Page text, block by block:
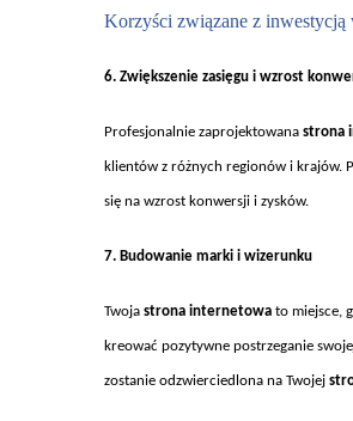
Korzyści związane z
6. Zwiększenie zasięgu i wzrost
Profesjonalnie zaprojektowana strona
klientów z różnych regionów i krajów.
się na wzrost konwersji i zysków.
7. Budowanie marki i wizerunku
Twoja strona internetowa to miejsce,
kreować pozytywne postrzeganie
zostanie odzwierciedlona na Twojej